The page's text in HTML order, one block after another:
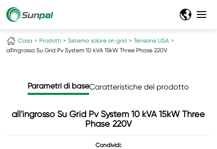
Casa Prodotti Sistema solare on grid
Tensione USA
all'ingrosso Su Grid Pv System 10 kVA 15kW Three Phase 220V
Parametri di baseCaratteristiche del prodotto
all'ingrosso Su Grid Pv System 10 kVA 15kW Three
Phase 220V
Condividi: